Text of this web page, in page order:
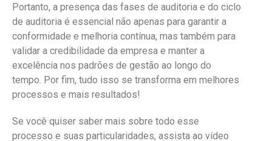
Portanto, a presença das fases de auditoria e do ciclo
de auditoria é essencial não apenas para garantir a
conformidade e melhoria contínua, mas também para
validar a credibilidade da empresa e manter a
excelência nos padrões de gestão ao longo do
tempo. Por fim, tudo isso se transforma em melhores
processos e mais resultados!
Se você quiser saber mais sobre todo esse
processo e suas particularidades, assista ao vídeo